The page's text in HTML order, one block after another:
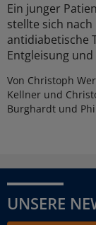
Ein junger
stellte sich
antidiabetische
Entgleisung
Von Christoph
Kellner und
Burghardt und
UNSERE